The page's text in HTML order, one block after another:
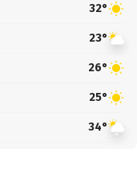
32°
23°
26°
25°
34°